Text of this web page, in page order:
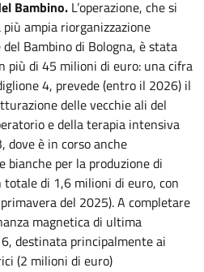
Bambino. L’operazione, che si
ampia riorganizzazione
del Bambino di Bologna, è stata
più di 45 milioni di euro: una cifra
4, prevede (entro il 2026) il
delle vecchie ali del
e della terapia intensiva
dove è in corso anche
bianche per la produzione di
totale di 1,6 milioni di euro, con
del 2025). A completare
magnetica di ultima
destinata principalmente ai
(2 milioni di euro)